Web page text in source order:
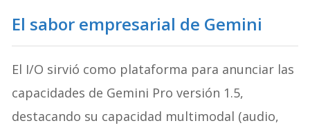
El sabor empresarial de Gemini
El I/O sirvió como plataforma para anunciar las
capacidades de Gemini Pro versión 1.5,
destacando su capacidad multimodal (audio,